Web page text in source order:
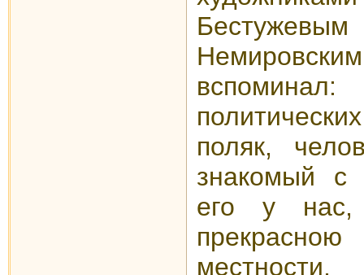
поляк,
знакомый с
его у нас,
местности,